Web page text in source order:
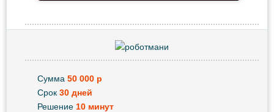
Сумма 50 000 р
Срок 30 дней
Решение 10 минут